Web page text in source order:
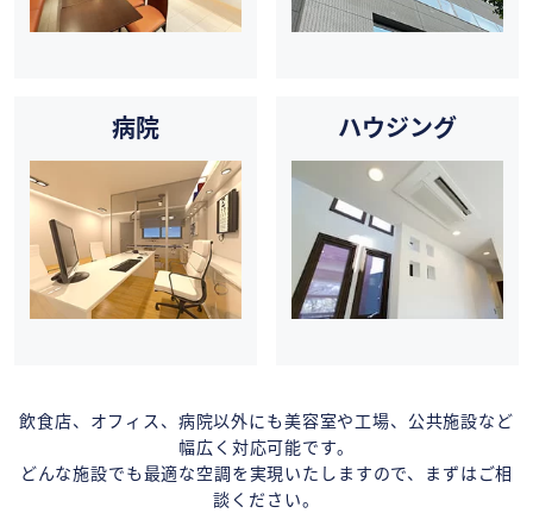
病院 ハウジング
飲食店、オフィス、病院以外にも美容室や工場、公共施設など
幅広く対応可能です。
どんな施設でも最適な空調を実現いたしますので、まずはご相
談ください。